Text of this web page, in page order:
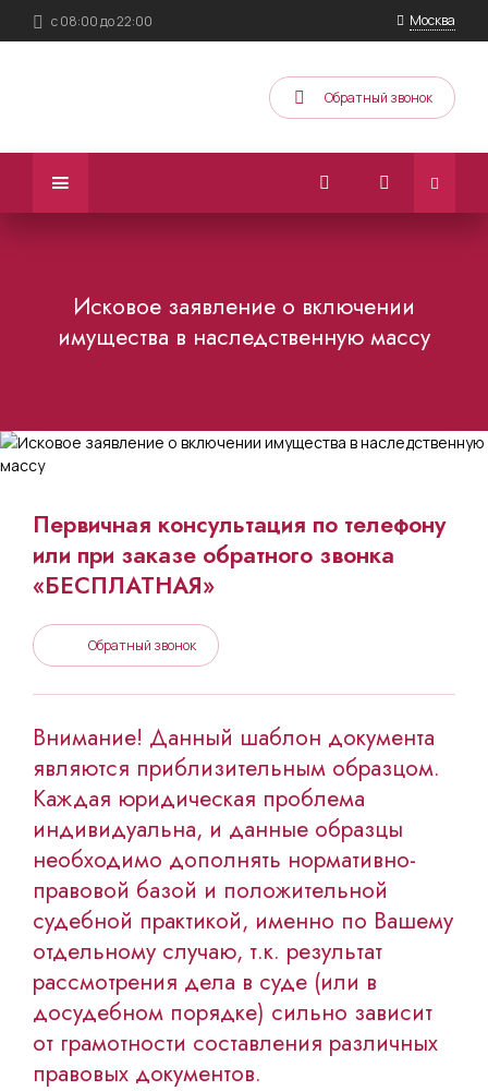
с 08:00 до 22:00 Москва
Обратный звонок
Исковое заявление о включении
имущества в наследственную массу
Первичная консультация по телефону
или при заказе обратного звонка
«БЕСПЛАТНАЯ»
Обратный звонок
Внимание! Данный шаблон документа
являются приблизительным образцом.
Каждая юридическая проблема
индивидуальна, и данные образцы
необходимо дополнять нормативно-
правовой базой и положительной
судебной практикой, именно по Вашему
отдельному случаю, т.к. результат
рассмотрения дела в суде (или в
досудебном порядке) сильно зависит
от грамотности составления различных
правовых документов.